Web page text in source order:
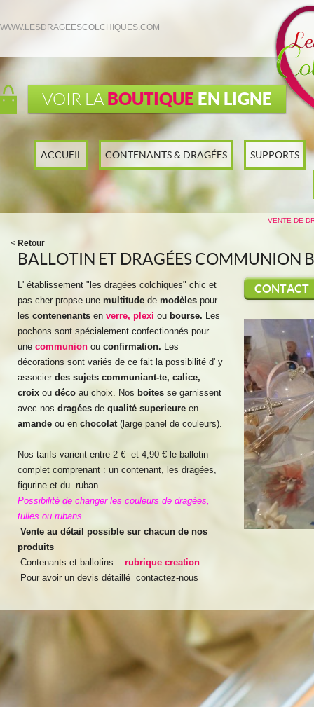
WWW.LESDRAGEESCOLCHIQUES.COM
VOIR LA BOUTIQUE EN LIGNE
ACCUEIL CONTENANTS & DRAGÉES SUPPORTS
VENTE DE
< Retour
BALLOTIN ET DRAGÉES COMMUNION
CONTACT
L' établissement "les dragées colchiques" chic et
pas cher propse une multitudedemodèles pour
les contenenants en verre, plexi oubourse. Les
pochons sont spécialement confectionnés pour
unecommunion ouconfirmation. Les
décorations sont variés de ce fait la possibilité d' y
associerdes sujets communiant-te, calice,
croix ou déco au choix. Nos boitesse garnissent
avec nos dragées de qualité superieureen
amandeou en chocolat(large panel de couleurs).
Nos tarifs varient entre 2 € et 4,90 € le ballotin
complet comprenant : un contenant, les dragées,
figurine et du ruban
Possibilité de changer les couleurs de dragées,
tulles ou rubans
Vente au détail possible sur chacun de nos
produits
Contenants et ballotins : rubrique creation
Pour avoir un devis détaillé contactez-nous